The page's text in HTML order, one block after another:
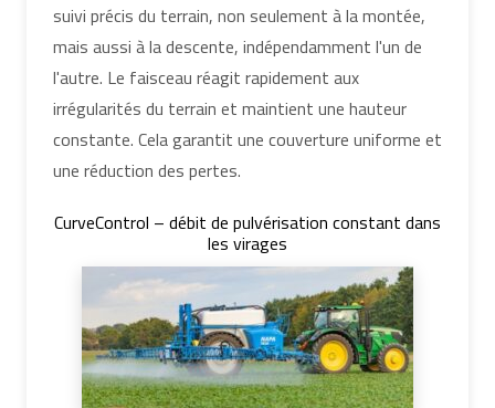
suivi précis du terrain, non seulement à la montée,
mais aussi à la descente, indépendamment l'un de
l'autre. Le faisceau réagit rapidement aux
irrégularités du terrain et maintient une hauteur
constante. Cela garantit une couverture uniforme et
une réduction des pertes.
CurveControl – débit de pulvérisation constant dans
les virages